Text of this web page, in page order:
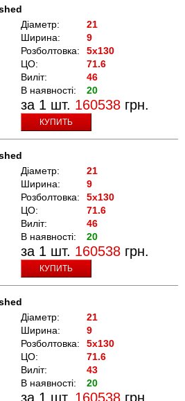
Діаметр:
21
Ширина:
9
Розболтовка:
5x130
ЦО:
71.6
Виліт:
46
В наявності:
20
за 1 шт. 160538 грн.
КУПИТЬ
Діаметр:
21
Ширина:
9
Розболтовка:
5x130
ЦО:
71.6
Виліт:
46
В наявності:
20
за 1 шт. 160538 грн.
КУПИТЬ
Діаметр:
21
Ширина:
9
Розболтовка:
5x130
ЦО:
71.6
Виліт:
43
В наявності:
20
за 1 шт. 160538 грн.